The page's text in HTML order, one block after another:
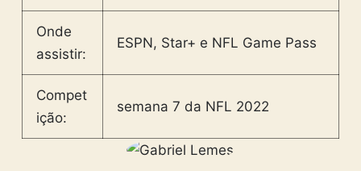
Onde
assistir:
ESPN, Star+ e NFL Game Pass
Compet
ição:
semana 7 da NFL 2022